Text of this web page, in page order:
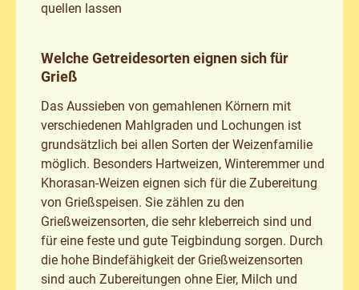
quellen lassen
Welche Getreidesorten eignen sich für
Grieß
Das Aussieben von gemahlenen Körnern mit
verschiedenen Mahlgraden und Lochungen ist
grundsätzlich bei allen Sorten der Weizenfamilie
möglich. Besonders Hartweizen, Winteremmer und
Khorasan-Weizen eignen sich für die Zubereitung
von Grießspeisen. Sie zählen zu den
Grießweizensorten, die sehr kleberreich sind und
für eine feste und gute Teigbindung sorgen. Durch
die hohe Bindefähigkeit der Grießweizensorten
sind auch Zubereitungen ohne Eier, Milch und